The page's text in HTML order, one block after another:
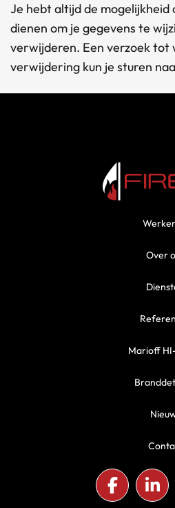
Je hebt altijd de mogelijkheid
dienen om je gegevens te
verwijderen. Een verzoek tot
verwijdering kun je sturen
Over
Marioff